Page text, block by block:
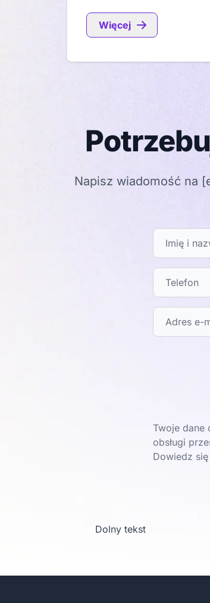
Więcej
Napisz wiadomość na
Twoje dane
obsługi
Dowiedz
Dolny tekst